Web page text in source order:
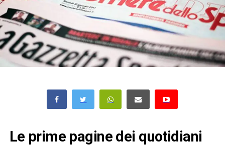
Le prime pagine dei quotidiani